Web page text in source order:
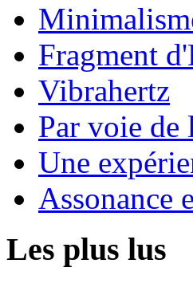
Fragment
Vibrahertz
Par voie de
Une
Assonance
Les plus lus